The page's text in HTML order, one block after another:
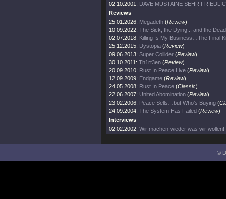
02.10.2001: DAVE MUSTAINE SEHR
Reviews
25.01.2026: Megadeth (Review)
10.09.2022: The Sick, the Dying... and the
02.07.2018: Killing Is My Business…The Final
25.12.2015: Dystopia (Review)
09.06.2013: Super Collider (Review)
30.10.2011: Th1rt3en (Review)
20.09.2010: Rust In Peace Live (Review)
12.09.2009: Endgame (Review)
24.05.2008: Rust In Peace (Classic)
22.06.2007: United Abomination (Review)
23.02.2006: Peace Sells…but Who’s Buying (
24.09.2004: The System Has Failed (Review)
Interviews
02.02.2002: Wir machen wieder was wir wollen!
©